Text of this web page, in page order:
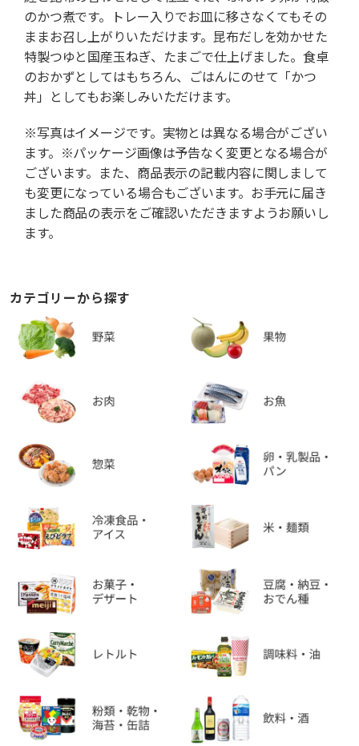
のかつ煮です。トレー入りでお皿に移さなくてもその
ままお召し上がりいただけます。昆布だしを効かせた
特製つゆと国産玉ねぎ、たまごで仕上げました。食卓
のおかずとしてはもちろん、ごはんにのせて「かつ
丼」としてもお楽しみいただけます。
※写真はイメージです。実物とは異なる場合がござい
ます。※パッケージ画像は予告なく変更となる場合が
ございます。また、商品表示の記載内容に関しまして
も変更になっている場合もございます。お手元に届き
ました商品の表示をご確認いただきますようお願いし
ます。
カテゴリーから探す